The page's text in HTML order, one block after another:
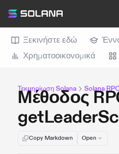
Ξεκινήστε εδώ
Χρηματοοικονομικά
Τεκμηρίωση Solana Solana
Μέθοδος
Copy Markdown Open